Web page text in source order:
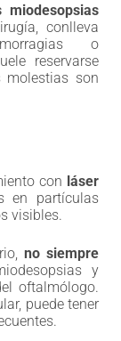
miodesopsias
conlleva
o
reservarse
molestias son
con láser
en partículas
visibles.
no siempre
y
oftalmólogo.
puede tener